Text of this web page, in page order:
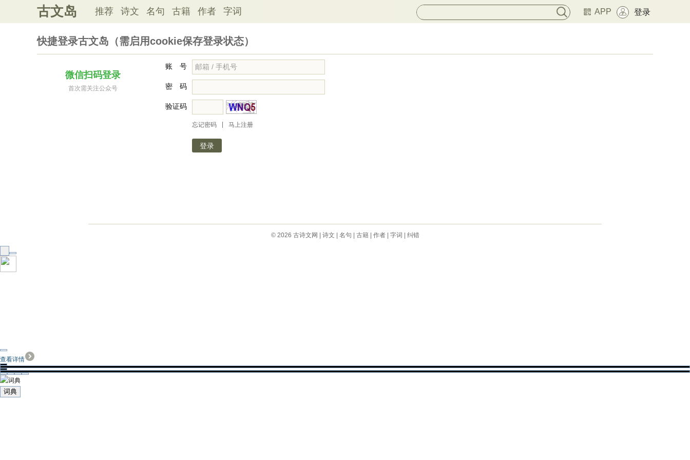
古文岛 推荐 诗文 名句 古籍 作者 字词 APP 登录
快捷登录古文岛（需启用cookie保存登录状态）
微信扫码登录
首次需关注公众号
账 号
密 码
验证码
忘记密码 马上注册
© 2026 古诗文网 诗文 名句 古籍| 作者| 字词 纠错
查看详情
词典